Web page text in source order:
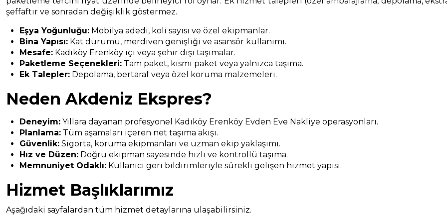
şeffaftır ve sonradan değişiklik göstermez.
Eşya Yoğunluğu: Mobilya adedi, koli sayısı ve özel ekipmanlar.
Bina Yapısı: Kat durumu, merdiven genişliği ve asansör kullanımı.
Mesafe: Kadıköy Erenköy içi veya şehir dışı taşımalar.
Paketleme Seçenekleri: Tam paket, kısmi paket veya yalnızca taşıma.
Ek Talepler: Depolama, bertaraf veya özel koruma malzemeleri.
Neden Akdeniz Ekspres?
Deneyim: Yıllara dayanan profesyonel Kadıköy Erenköy Evden Eve Nakliye operasyonları.
Planlama: Tüm aşamaları içeren net taşıma akışı.
Güvenlik: Sigorta, koruma ekipmanları ve uzman ekip yaklaşımı.
Hız ve Düzen: Doğru ekipman sayesinde hızlı ve kontrollü taşıma.
Memnuniyet Odaklı: Kullanıcı geri bildirimleriyle sürekli gelişen hizmet yapısı.
Hizmet Başlıklarımız
Aşağıdaki sayfalardan tüm hizmet detaylarına ulaşabilirsiniz.